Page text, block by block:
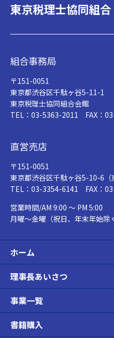
東京税理士協同組合
組合事務局
〒151-0051
東京都渋谷区千駄ヶ谷5-11-1
東京税理士協同組合会館
TEL：03-5363-2011 FAX：
直営売店
〒151-0051
東京都渋谷区千駄ヶ谷5-10-6（
TEL：03-3354-6141 FAX：
営業時間/AM 9:00 ～ PM 5:00
月曜～金曜（祝日、年末年始除
ホーム
理事長あいさつ
事業一覧
書籍購入